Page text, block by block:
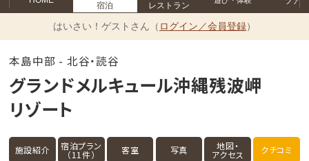
宿泊
レストラン
はいさい！ ゲストさん（ ログイン／会員登録）
本島中部 - 北谷・読谷
グランドメルキュール沖縄残波岬
リゾート
施設紹介 宿泊プラン
（11件） 客室 写真 地図・
アクセス クチコミ